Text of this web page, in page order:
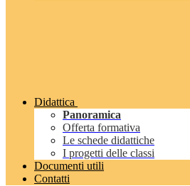
Didattica
Panoramica
Offerta formativa
Le schede didattiche
I progetti delle classi
Documenti utili
Contatti